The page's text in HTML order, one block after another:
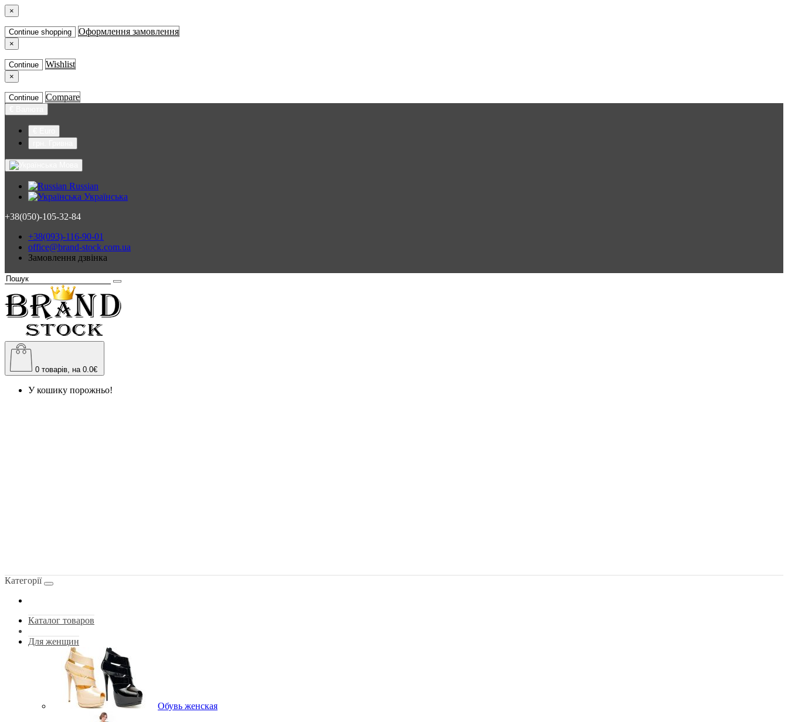
×
Continue shopping Оформлення замовлення
×
Continue Wishlist
×
Continue Compare
Russian
Українська
+38(050)-105-32-84
+38(093)-116-90-01
office@brand-stock.com.ua
Замовлення дзвінка
0 товарів, на 0.0€
У кошику порожньо!
Категорії
Каталог товаров
Для женщин
Обувь женская